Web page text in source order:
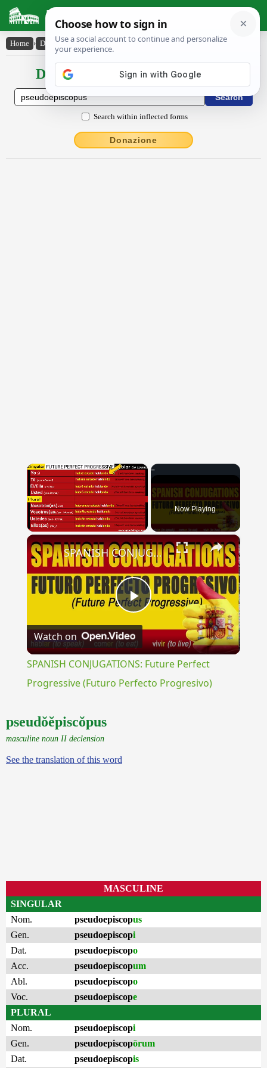
Latin Dictionary
Home › Declensions / Conjugations › pseudŏĕpiscŏpus
Declensions / Conjugations latin
Search within inflected forms
Donazione
×
Now Playing
×
Play
Video
SPANISH CONJUGATIONS: Future Perfect Progressive (Futuro Perfecto Progresivo)
Watch on
SPANISH CONJUGATIONS: Future Perfect
Progressive (Futuro Perfecto Progresivo)
pseudŏĕpiscŏpus
masculine noun II declension
See the translation of this word
MASCULINE
SINGULAR
Nom.
pseudoepiscopus
Gen.
pseudoepiscopi
Dat.
pseudoepiscopo
Acc.
pseudoepiscopum
Abl.
pseudoepiscopo
Voc.
pseudoepiscope
PLURAL
Nom.
pseudoepiscopi
Gen.
pseudoepiscopōrum
Dat.
pseudoepiscopis